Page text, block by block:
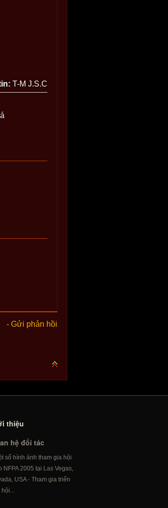
T-M J.S.C
- Gửi phản hồi
thiệu
hệ đối tác
số hình ảnh tham gia hội
NFPA 2005 tại Las Vegas,
USA - Tham gia triển